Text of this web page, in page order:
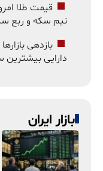
قیمت طلا
نیم سکه و ربع
دارایی بیشترین
بازار ایران